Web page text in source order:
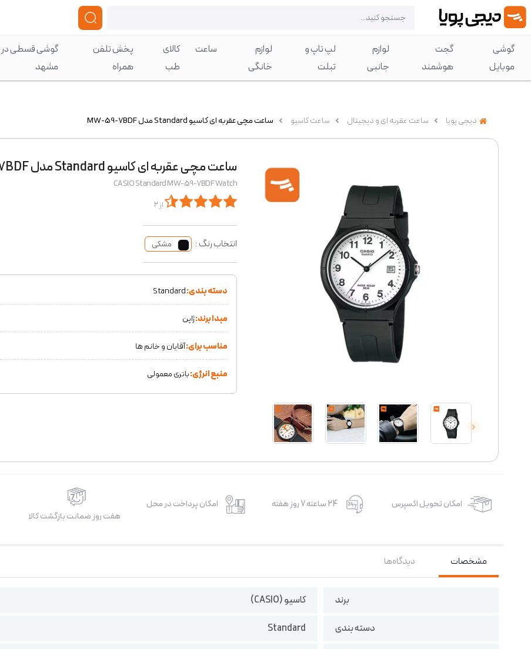
گوشی
موبایل
گجت
هوشمند
لوازم
جانبی
لپ تاپ و
تبلت
لوازم
خانگی
ساعت
کالای
طب
پخش تلفن
همراه
گوشی قسطی در
مشهد
دیجی پویا ساعت عقربه ای و دیجیتال ساعت کاسیو ساعت مچی عقربه ای کاسیو Standard مدل MW-59-7BDF
ساعت مچی عقربه ای کاسیو Standard مدل MW-59-7BDF
CASIO Standard MW-59-7BDF Watch
از 2
انتخاب رنگ : مشکی
دسته بندی:Standard
مبدا برند:ژاپن
مناسب برای:آقایان و خانم ها
منبع انرژی:باتری معمولی
امکان تحویل اکسپرس 24 ساعته 7 روز هفته
امکان پرداخت در محل
هفت روز ضمانت بازگشت کالا
مشخصات دیدگاه‌ها
برند
کاسیو (CASIO)
دسته بندی
Standard